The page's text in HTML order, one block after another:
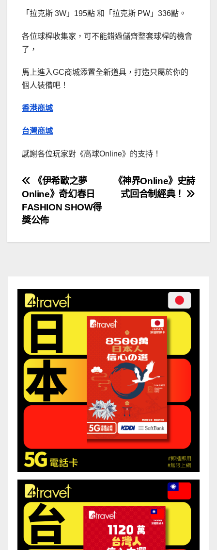
「拉克斯 3W」195點 和「拉克斯 PW」336點。
各位球桿收集家，可不能錯過儲齊整套球桿的機會
了，
馬上進入GC商城添置全新道具，打造只屬於你的
個人裝備吧！
香港商城
台灣商城
感謝各位玩家對《高球Online》的支持！
文
章
導
覽
《神界Online》史詩
式回合制經典！
《伊希歐之夢
Online》奇幻春日
FASHION SHOW得
獎公佈